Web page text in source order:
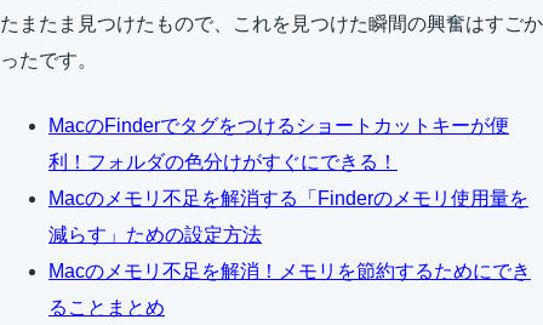
たまたま見つけたもので、これを見つけた瞬間の興奮はすごか
ったです。
MacのFinderでタグをつけるショートカットキーが便
利！フォルダの色分けがすぐにできる！
Macのメモリ不足を解消する「Finderのメモリ使用量を
減らす」ための設定方法
Macのメモリ不足を解消！メモリを節約するためにでき
ることまとめ